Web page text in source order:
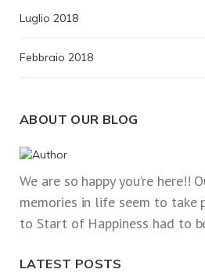
Luglio 2018
Febbraio 2018
ABOUT OUR BLOG
We are so happy you’re here!!
memories in life seem to take
to Start of Happiness had to
LATEST POSTS